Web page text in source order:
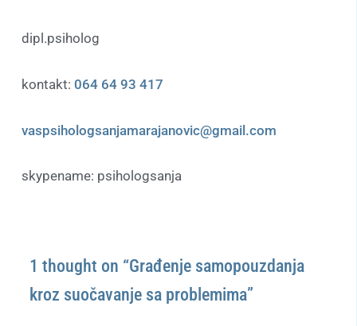
dipl.psiholog
kontakt: 064 64 93 417
vaspsihologsanjamarajanovic@gmail.com
skypename: psihologsanja
1 thought on “Građenje samopouzdanja
kroz suočavanje sa problemima”